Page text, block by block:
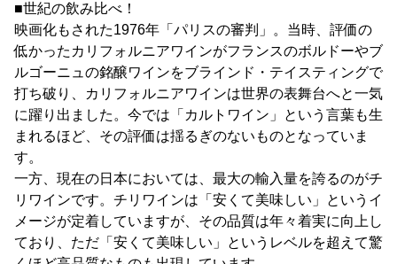
■世紀の飲み比べ！
映画化もされた1976年「パリスの審判」。当時、評価の
低かったカリフォルニアワインがフランスのボルドーやブ
ルゴーニュの銘醸ワインをブラインド・テイスティングで
打ち破り、カリフォルニアワインは世界の表舞台へと一気
に躍り出ました。今では「カルトワイン」という言葉も生
まれるほど、その評価は揺るぎのないものとなっていま
す。
一方、現在の日本においては、最大の輸入量を誇るのがチ
リワインです。チリワインは「安くて美味しい」というイ
メージが定着していますが、その品質は年々着実に向上し
ており、ただ「安くて美味しい」というレベルを超えて驚